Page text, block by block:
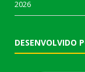
2026
DESENVOLVIDO